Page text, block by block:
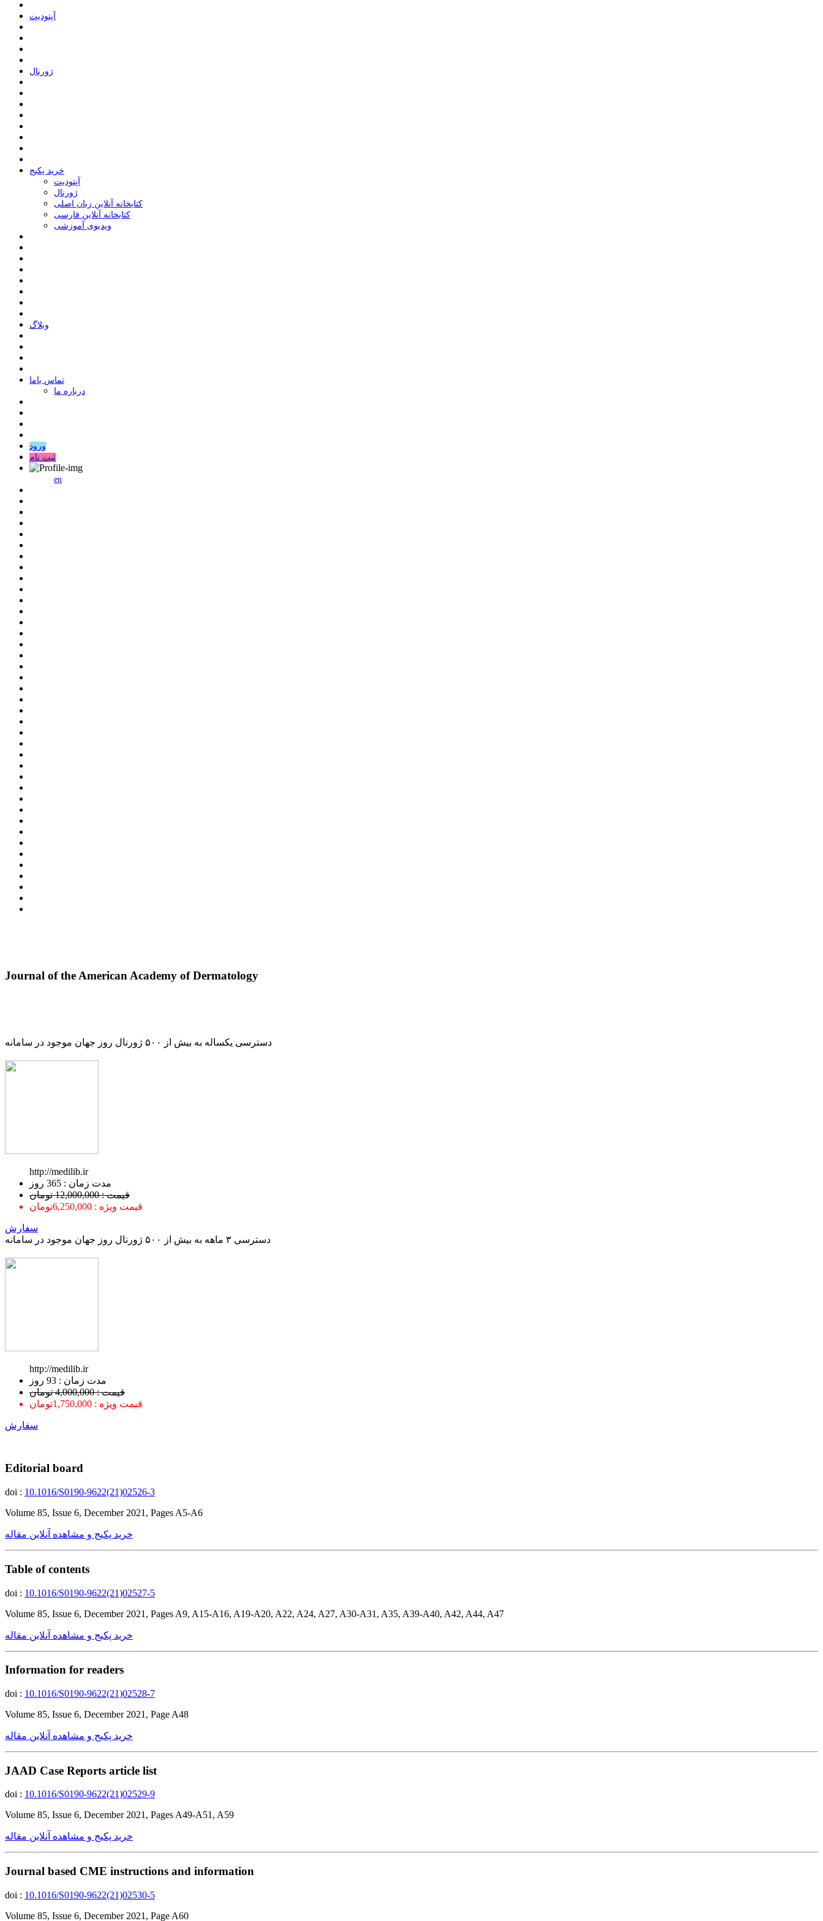
ﺁﭘﺘﻮﺩﯾﺖ
ﮊﻭﺭﻧﺎﻝ
خرید پکیج
ﺁﭘﺘﻮﺩﯾﺖ
ﮊﻭﺭﻧﺎﻝ
کتابخانه آنلاین زبان اصلی
کتابخانه آنلاین فارسی
ویدیوی آموزشی
وبلاگ
ﺗﻤﺎﺱ ﺑﺎﻣﺎ
درباره ما
ورود
ثبت نام
en
Journal of the American Academy of Dermatology
دسترسی یکساله به بیش از ۵۰۰ ژورنال روز جهان موجود در سامانه
http://medilib.ir
ﻣﺪﺕ ﺯﻣﺎﻥ : 365 ﺭﻭﺯ
قیمت : 12,000,000 تومان
قیمت ویژه : 6,250,000تومان
سفارش
دسترسی ۳ ماهه به بیش از ۵۰۰ ژورنال روز جهان موجود در سامانه
http://medilib.ir
ﻣﺪﺕ ﺯﻣﺎﻥ : 93 ﺭﻭﺯ
قیمت : 4,000,000 تومان
قیمت ویژه : 1,750,000تومان
سفارش
Editorial board
doi : 10.1016/S0190-9622(21)02526-3
Volume 85, Issue 6, December 2021, Pages A5-A6
خرید پکیج و مشاهده آنلاین مقاله
Table of contents
doi : 10.1016/S0190-9622(21)02527-5
Volume 85, Issue 6, December 2021, Pages A9, A15-A16, A19-A20, A22, A24, A27, A30-A31, A35, A39-A40, A42, A44, A47
خرید پکیج و مشاهده آنلاین مقاله
Information for readers
doi : 10.1016/S0190-9622(21)02528-7
Volume 85, Issue 6, December 2021, Page A48
خرید پکیج و مشاهده آنلاین مقاله
JAAD Case Reports article list
doi : 10.1016/S0190-9622(21)02529-9
Volume 85, Issue 6, December 2021, Pages A49-A51, A59
خرید پکیج و مشاهده آنلاین مقاله
Journal based CME instructions and information
doi : 10.1016/S0190-9622(21)02530-5
Volume 85, Issue 6, December 2021, Page A60